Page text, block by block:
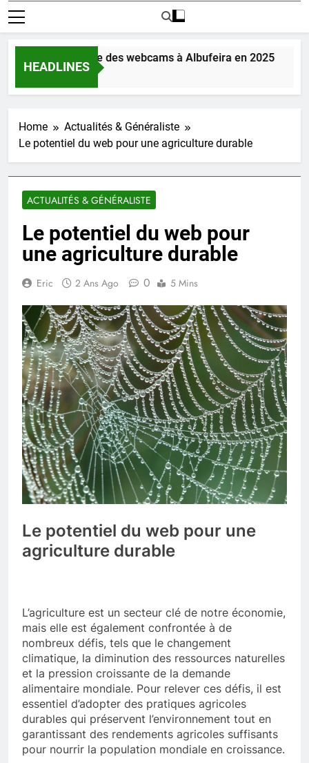
HEADLINES
la magie des webcams à Albufeira en 2025
Home
Actualités & Généraliste
Le potentiel du web pour une agriculture durable
ACTUALITÉS & GÉNÉRALISTE
Le potentiel du web pour
une agriculture durable
Eric 2 Ans Ago 0 5 Mins
Le potentiel du web pour une
agriculture durable
L’agriculture est un secteur clé de notre économie,
mais elle est également confrontée à de
nombreux défis, tels que le changement
climatique, la diminution des ressources naturelles
et la pression croissante de la demande
alimentaire mondiale. Pour relever ces défis, il est
essentiel d’adopter des pratiques agricoles
durables qui préservent l’environnement tout en
garantissant des rendements agricoles suffisants
pour nourrir la population mondiale en croissance.